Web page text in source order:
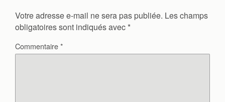
Votre adresse e-mail ne sera pas publiée. Les champs
obligatoires sont indiqués avec *
Commentaire*